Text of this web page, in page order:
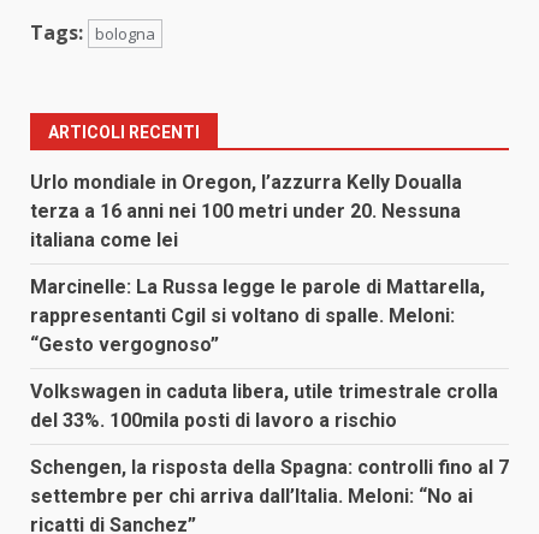
Tags: bologna
ARTICOLI RECENTI
Urlo mondiale in Oregon, l’azzurra Kelly Doualla
terza a 16 anni nei 100 metri under 20. Nessuna
italiana come lei
Marcinelle: La Russa legge le parole di Mattarella,
rappresentanti Cgil si voltano di spalle. Meloni:
“Gesto vergognoso”
Volkswagen in caduta libera, utile trimestrale crolla
del 33%. 100mila posti di lavoro a rischio
Schengen, la risposta della Spagna: controlli fino al 7
settembre per chi arriva dall’Italia. Meloni: “No ai
ricatti di Sanchez”